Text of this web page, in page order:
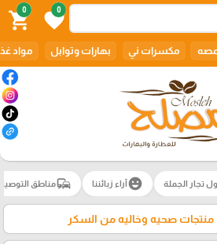
0
favorite
0
shopping_cart
مكسرات ني بهارات وتوابل مواد
تجار الجملة emoji_emotionsآراء زبائننا commuteمناطق
منتجات صحيه وخاليه من السكر